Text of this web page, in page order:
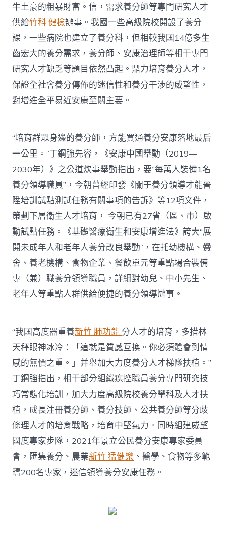
牛土豪的粗暴財富。信，需求養分師等專門研究人才
供給竹科 健檢辦事。我國一些高級院校開設了養分
課，一些病院也建立了養分科，但相較我國14億多生
齒宏大的養分需求，養分師、安康治理師等相干專門
研究人才缺乏等題目依然凸起。鼎力培育養分人才，
保證全社會養分傳佈的迷信性和養分干涉的威望性，
對增進全平易近安康至關主要。
“培育群眾身邊的養分師，方能買通養分安康落地最后
一公里。”丁鋼強先容，《安康中國舉動（2019—
2030年）》之公道炊事舉動指出，要“每萬人裝備1名
養分領導職員”，今朝曾經印發《關于養分領導才能晉
陞培訓試點測試任務有關事項的告訴》等12項文件，
策劃下層衛生人才培育， 今朝已有27省（區、市）啟
動試點任務。《基礎醫療衛生和安康增進法》誇大“展
開未成年人和老年人養分改良舉動”，在托幼機構、黌
舍、養老機構、食物企業、餐飲單元等重點場合裝備
專（兼）職養分領導職員，詳細對幼兒、中小先生、
老年人等重點人群供給便捷的養分領導辦事。
“我國高度器重養新竹 肺功能分人才的培育，多措林
天秤眼神冰冷：「這就是質感互換。你必須體會到情
感的無價之重。」并舉加大力度養分人才梯隊扶植。”
丁鋼強指出，相干部分組織疾控職員養分專門研究技
巧常態化培訓，加大力度高級院校養分學科及人才扶
植，成長注冊養分師、養分技師、公共養分師等分歧
條理人才的培育戰略，培育中堅氣力。同時組建威望
國度專家步隊，2021年景立公民養分安康專家委員
會，匯集養分、農業新竹 猛健樂 、醫學、食物等多範
疇200名專家，迷信領導養分安康任務。